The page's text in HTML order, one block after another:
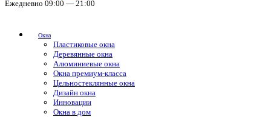
Ежедневно 09:00 — 21:00
Окна
Пластиковые окна
Деревянные окна
Алюминиевые окна
Окна премиум-класса
Цельностеклянные окна
Дизайн окна
Инновации
Окна в дом